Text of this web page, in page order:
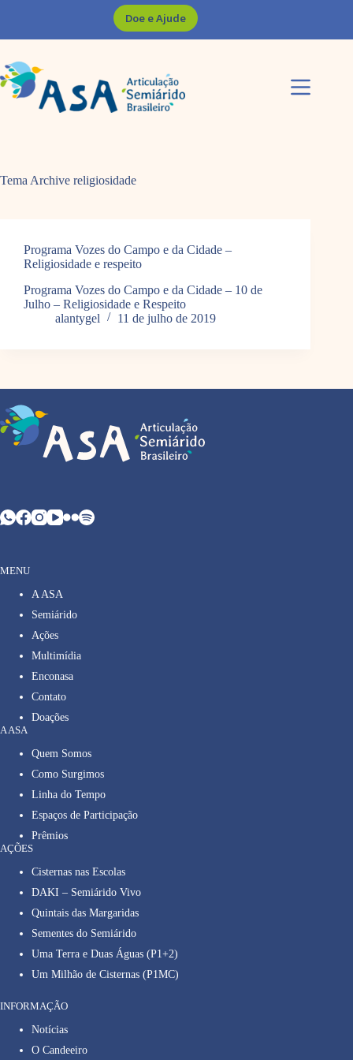
Doe e Ajude
Tema Archive religiosidade
Programa Vozes do Campo e da Cidade –
Religiosidade e respeito
Programa Vozes do Campo e da Cidade – 10 de
Julho – Religiosidade e Respeito
alantygel
11 de julho de 2019
MENU
A ASA
Semiárido
Ações
Multimídia
Enconasa
Contato
Doações
A ASA
Quem Somos
Como Surgimos
Linha do Tempo
Espaços de Participação
Prêmios
AÇÕES
Cisternas nas Escolas
DAKI – Semiárido Vivo
Quintais das Margaridas
Sementes do Semiárido
Uma Terra e Duas Águas (P1+2)
Um Milhão de Cisternas (P1MC)
INFORMAÇÃO
Notícias
O Candeeiro